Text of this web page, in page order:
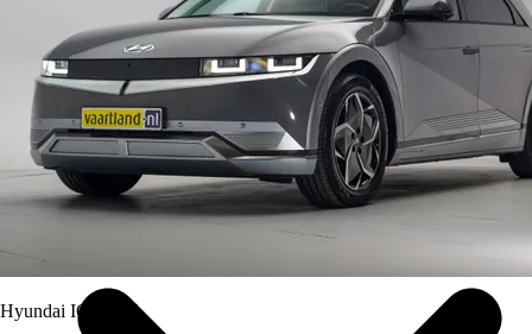
Over Ons
Hyundai IONIQ 5